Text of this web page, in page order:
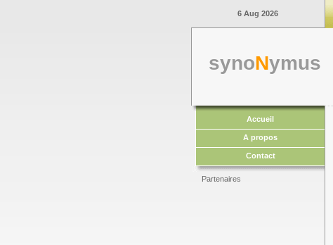
6 Aug 2026
synoNymus
Accueil
A propos
Contact
Partenaires